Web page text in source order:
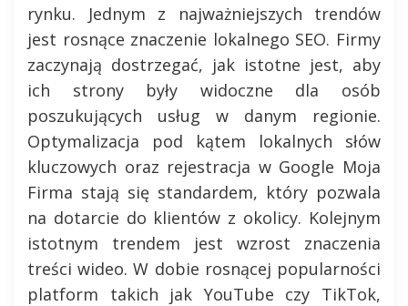
rynku. Jednym z najważniejszych trendów
jest rosnące znaczenie lokalnego SEO. Firmy
zaczynają dostrzegać, jak istotne jest, aby
ich strony były widoczne dla osób
poszukujących usług w danym regionie.
Optymalizacja pod kątem lokalnych słów
kluczowych oraz rejestracja w Google Moja
Firma stają się standardem, który pozwala
na dotarcie do klientów z okolicy. Kolejnym
istotnym trendem jest wzrost znaczenia
treści wideo. W dobie rosnącej popularności
platform takich jak YouTube czy TikTok,